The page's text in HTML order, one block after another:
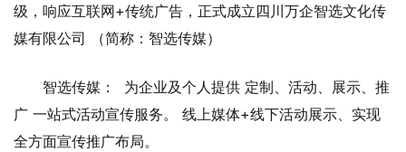
级，响应互联网+传统广告，正式成立四川万企智选文化传
媒有限公司 （简称：智选传媒）
智选传媒： 为企业及个人提供 定制、活动、展示、推
广 一站式活动宣传服务。 线上媒体+线下活动展示、实现
全方面宣传推广布局。